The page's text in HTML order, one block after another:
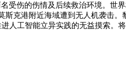
受伤的伤情及后续救治环境。世
克港附近海域遭到无人机袭击
人工智能立异实践的无益摸索。